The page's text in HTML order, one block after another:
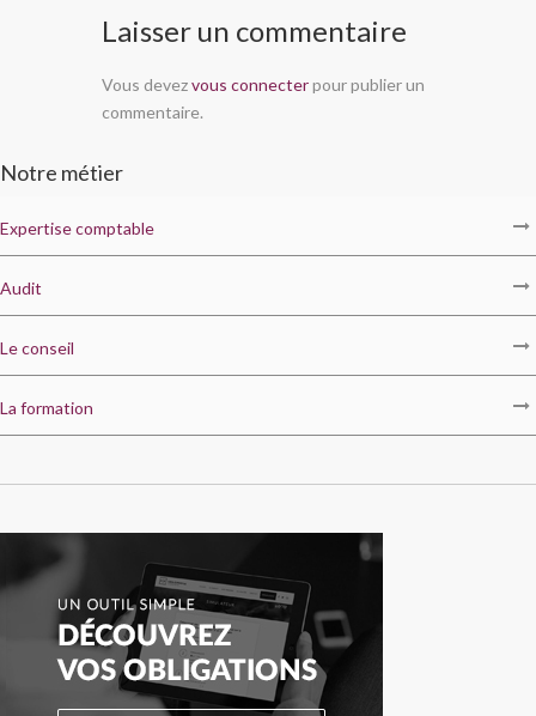
Laisser un commentaire
Vous devezvous connecterpour publier un
commentaire.
Notre métier
Expertise comptable
Audit
Le conseil
La formation